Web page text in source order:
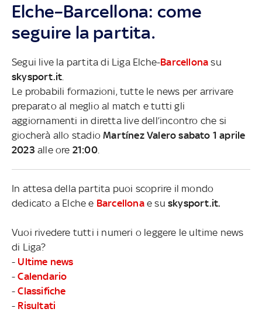
Elche–Barcellona: come
seguire la partita.
Segui live la partita di Liga Elche-Barcellona su
skysport.it
Le probabili formazioni, tutte le news per arrivare
preparato al meglio al match e tutti gli
aggiornamenti in diretta live dell’incontro che si
giocherà allo stadioMartínez Valero sabato 1 aprile
2023 alle ore 21:00.
In attesa della partita puoi scoprire il mondo
dedicato a Elche e Barcellonae suskysport.it.
Vuoi rivedere tutti i numeri o leggere le ultime news
di Liga?
- Ultime news
-Calendario
-Classifiche
- Risultati